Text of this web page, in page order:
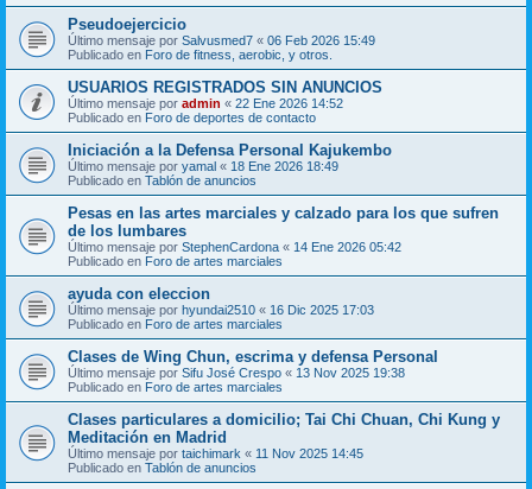
Pseudoejercicio
Último mensaje por Salvusmed7 « 06 Feb 2026 15:49
Publicado en Foro de fitness, aerobic, y otros.
USUARIOS REGISTRADOS SIN ANUNCIOS
Último mensaje por admin « 22 Ene 2026 14:52
Publicado en Foro de deportes de contacto
Iniciación a la Defensa Personal Kajukembo
Último mensaje por yamal « 18 Ene 2026 18:49
Publicado en Tablón de anuncios
Pesas en las artes marciales y calzado para los que sufren
de los lumbares
Último mensaje por StephenCardona « 14 Ene 2026 05:42
Publicado en Foro de artes marciales
ayuda con eleccion
Último mensaje por hyundai2510 « 16 Dic 2025 17:03
Publicado en Foro de artes marciales
Clases de Wing Chun, escrima y defensa Personal
Último mensaje por Sifu José Crespo « 13 Nov 2025 19:38
Publicado en Foro de artes marciales
Clases particulares a domicilio; Tai Chi Chuan, Chi Kung y
Meditación en Madrid
Último mensaje por taichimark « 11 Nov 2025 14:45
Publicado en Tablón de anuncios